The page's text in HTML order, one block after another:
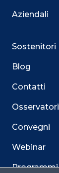
Aziendali
Sostenitori
Blog
Contatti
Osservatori
Convegni
Webinar
Programmi